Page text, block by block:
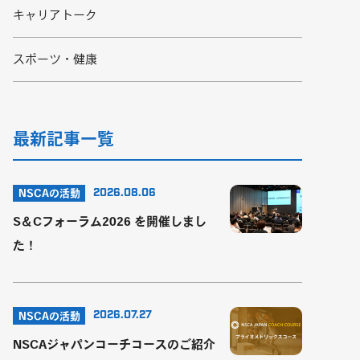
キャリアトーク
スポーツ・健康
最新記事一覧
NSCAの活動 2026.08.06
S＆Cフォーラム2026 を開催しまし
た！
NSCAの活動 2026.07.27
NSCAジャパンコーチコースのご紹介